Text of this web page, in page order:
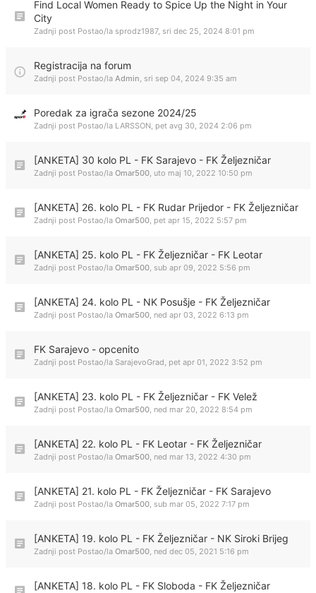
Find Local Women Ready to Spice Up the Night in Your
City
Zadnji post Postao/la sprodz1987, sri dec 25, 2024 8:01 pm
Registracija na forum
Zadnji post Postao/la Admin, sri sep 04, 2024 9:35 am
Poredak za igrača sezone 2024/25
Zadnji post Postao/la LARSSON, pet avg 30, 2024 2:06 pm
[ANKETA] 30 kolo PL - FK Sarajevo - FK Željezničar
Zadnji post Postao/la Omar500, uto maj 10, 2022 10:50 pm
[ANKETA] 26. kolo PL - FK Rudar Prijedor - FK Željezničar
Zadnji post Postao/la Omar500, pet apr 15, 2022 5:57 pm
[ANKETA] 25. kolo PL - FK Željezničar - FK Leotar
Zadnji post Postao/la Omar500, sub apr 09, 2022 5:56 pm
[ANKETA] 24. kolo PL - NK Posušje - FK Željezničar
Zadnji post Postao/la Omar500, ned apr 03, 2022 6:13 pm
FK Sarajevo - opcenito
Zadnji post Postao/la SarajevoGrad, pet apr 01, 2022 3:52 pm
[ANKETA] 23. kolo PL - FK Željezničar - FK Velež
Zadnji post Postao/la Omar500, ned mar 20, 2022 8:54 pm
[ANKETA] 22. kolo PL - FK Leotar - FK Željezničar
Zadnji post Postao/la Omar500, ned mar 13, 2022 4:30 pm
[ANKETA] 21. kolo PL - FK Željezničar - FK Sarajevo
Zadnji post Postao/la Omar500, sub mar 05, 2022 7:17 pm
[ANKETA] 19. kolo PL - FK Željezničar - NK Siroki Brijeg
Zadnji post Postao/la Omar500, ned dec 05, 2021 5:16 pm
[ANKETA] 18. kolo PL - FK Sloboda - FK Željezničar